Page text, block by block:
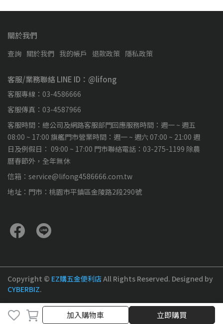
加入購物車
加入購物車 立即購買
關於我們
查詢 關於我們 我的帳戶 退款政策 隱私政策
客服/業務聯絡 LINE ID：@lifong
客服專線：03-4586666
客服傳真：03-4587966
客服時間：總公司及網路客服部門回應服務時間：週一 ~ 週五
08:00 ~ 17:00 旗艦門市營業時間：週一 ~ 週六 07:00 ~ 21:00 週
日及例假日： 09:00 ~ 17:00 門市聯絡電話：03-275-1199 除農
曆春節外，全年無休
信箱：service@lifong4586666.com.tw
地址：門市：桃園市平鎮區金陵路2段290號
Copyright © EZ購五金便利店All Rights Reserved. Designed by
CYBERBIZ.